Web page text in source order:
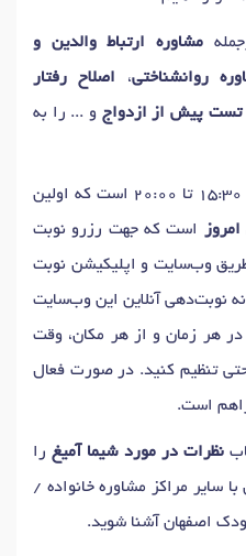
رفتاریدر اصفهان
در اصفهان
بعد از ازدواجدر اصفهان
مشاوره خیانت در اصفهان
در اصفهان
دکترتفسیر نقاشی کودکاندر اصفهان
پرخاشگریدر اصفهان
پرخوری عصبی در اصفهان
مشاوره ارتباط والدین و
روانشناختی، اصلاح رفتار
تست پیش از ازدواج و ... را به
روزهای حضور شنبه تا پنج‌شنبه: 15:30 تا 20:00 است که اولین
امروز
است که جهت رزرو نوبت
طریق وب‌سایت و اپلیکیشن نوبت
نوبت‌دهی آنلاین این وب‌سایت
هر زمان و از هر مکان، وقت
تنظیم کنید. در صورت فعال
است.
نظرات در مورد شیما آمیغرا
سایر مراکز مشاوره خانواده /
اصفهان آشنا شوید.